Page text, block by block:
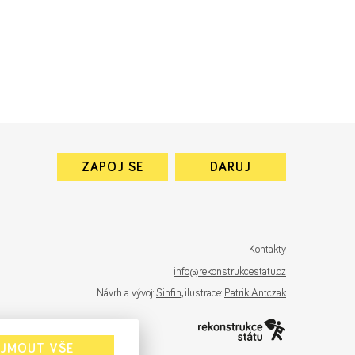
ZAPOJ SE DARUJ
Kontakty
info@rekonstrukcestatu.cz
Návrh a vývoj: Sinfin, ilustrace: Patrik Antczak
VŠE